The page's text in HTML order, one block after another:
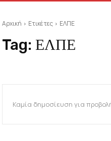
Αρχική Ετικέτες ΕΛΠΕ
Tag: ΕΛΠΕ
Καμία δημοσίευση για